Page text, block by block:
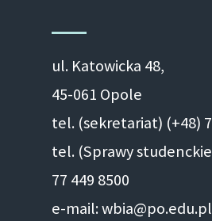
ul. Ka­to­wic­ka 48,
45-061 Opole
tel. (sekretariat) (+48)
tel. (Sprawy studenckie
77 449 8500
e-mail: wbia@po.edu.pl